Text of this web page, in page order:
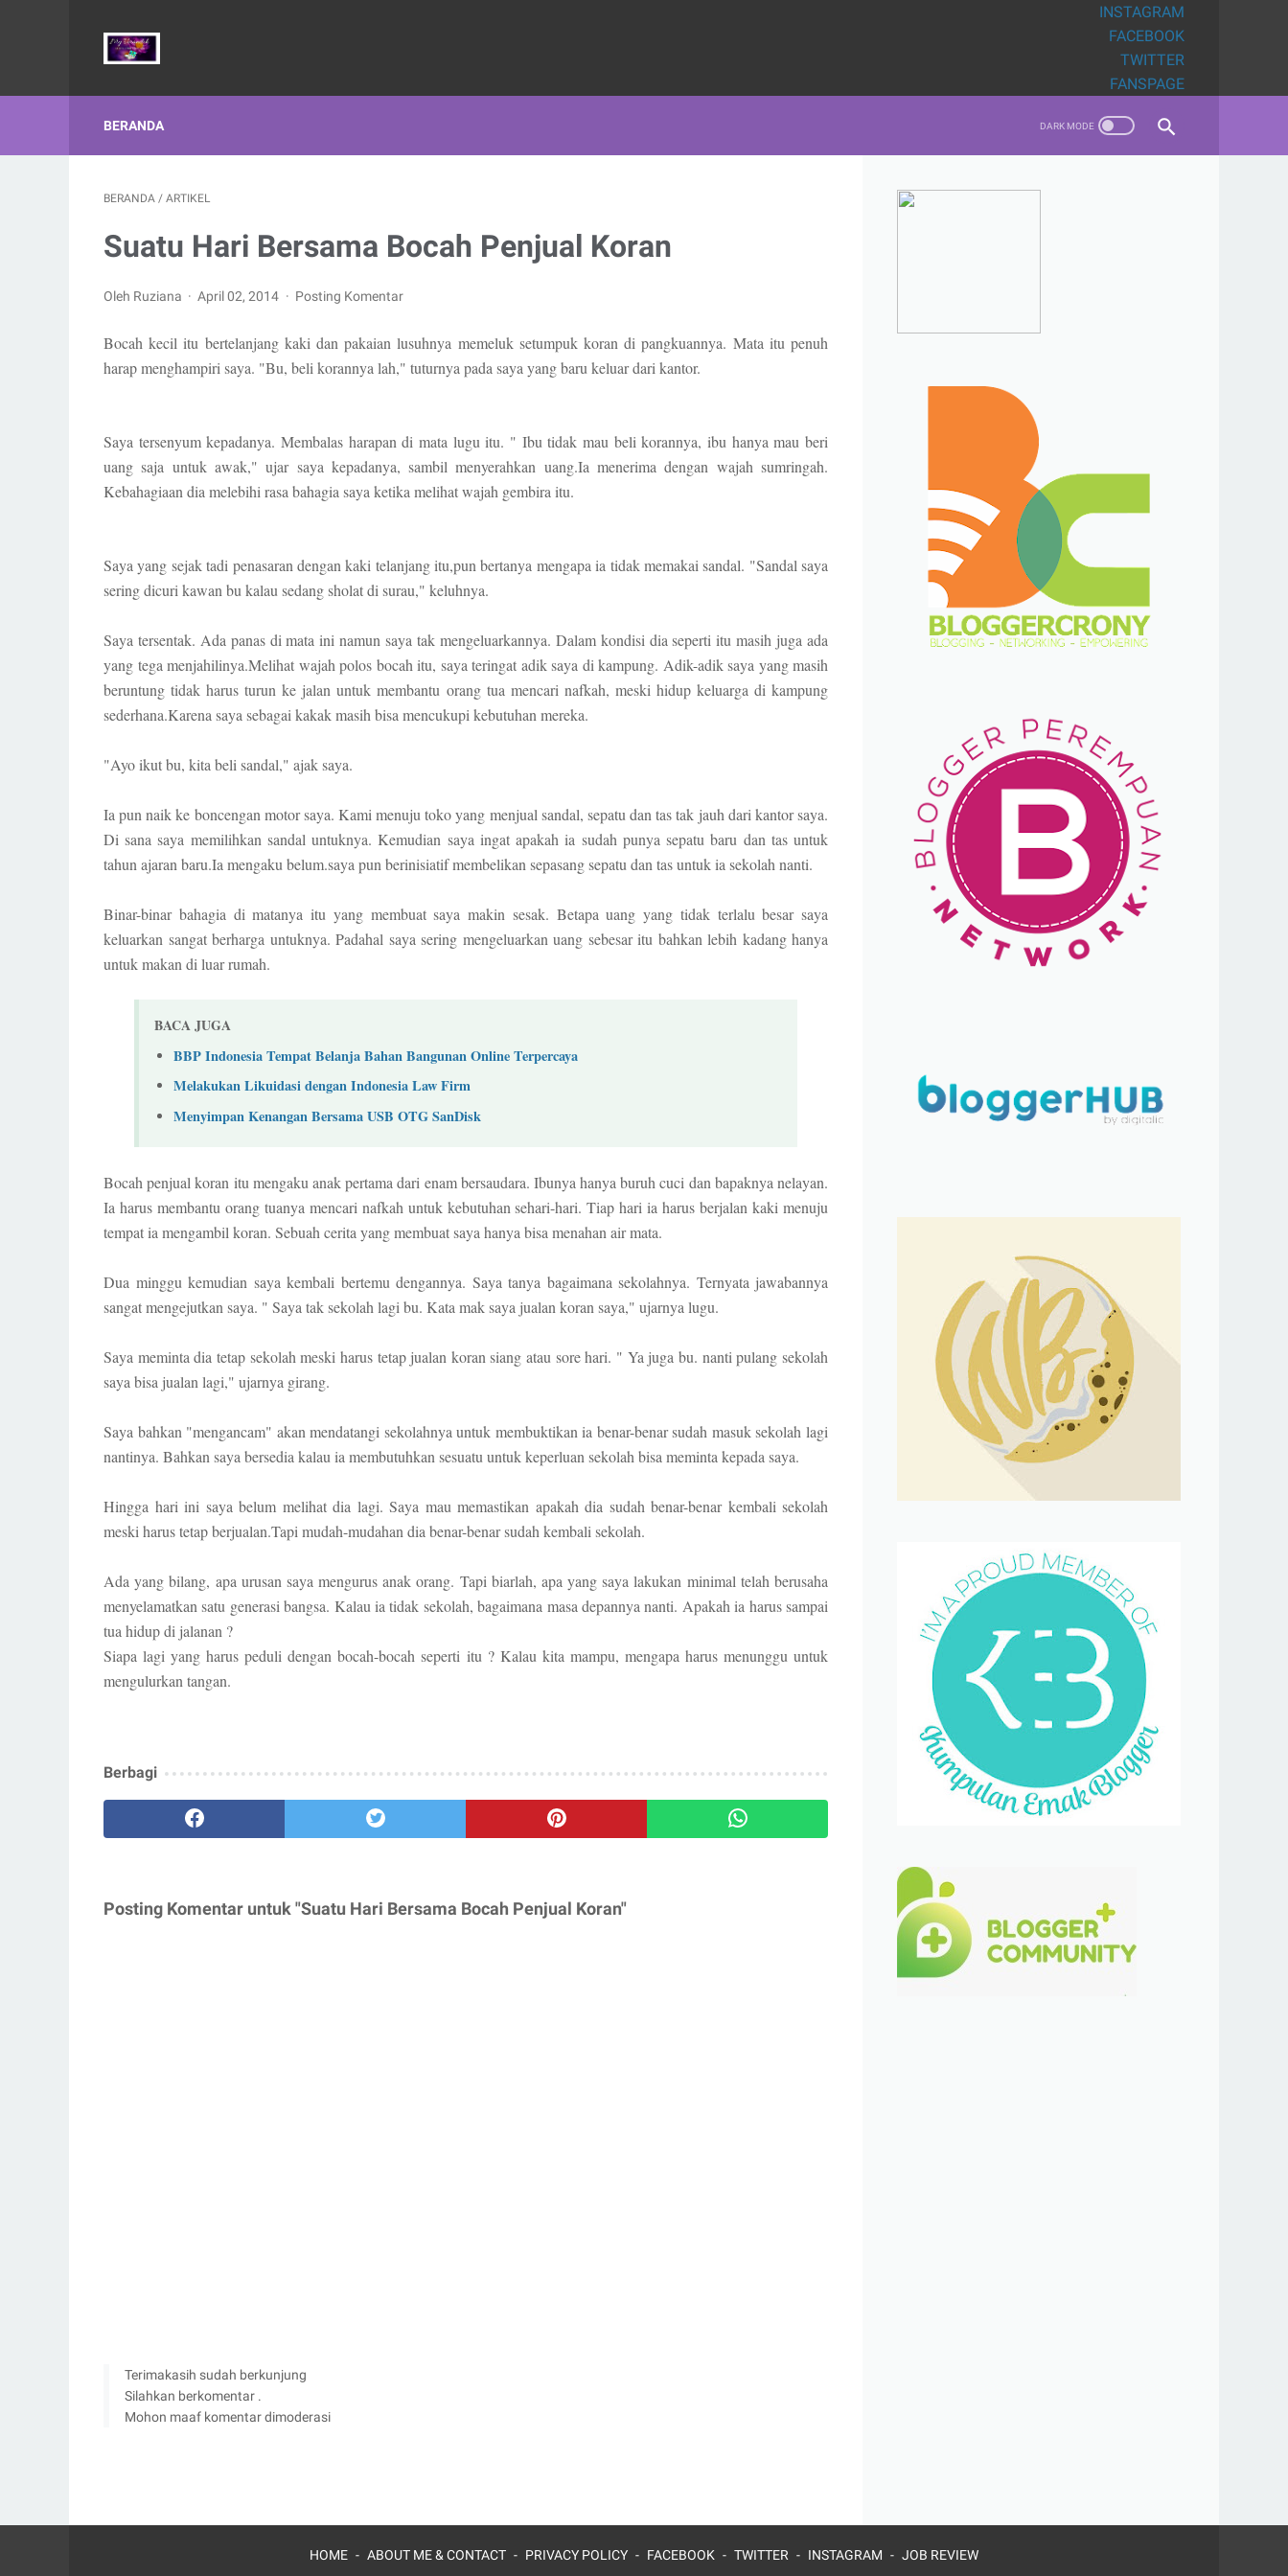
INSTAGRAM
FACEBOOK
TWITTER
FANSPAGE
BERANDA
BERANDA / ARTIKEL
Suatu Hari Bersama Bocah Penjual Koran
Oleh Ruziana April 02, 2014 Posting Komentar
Bocah kecil itu bertelanjang kaki dan pakaian lusuhnya memeluk setumpuk koran di pangkuannya. Mata itu penuh
harap menghampiri saya. "Bu, beli korannya lah," tuturnya pada saya yang baru keluar dari kantor.
Saya tersenyum kepadanya. Membalas harapan di mata lugu itu. " Ibu tidak mau beli korannya, ibu hanya mau beri
uang saja untuk awak," ujar saya kepadanya, sambil menyerahkan uang.Ia menerima dengan wajah sumringah.
Kebahagiaan dia melebihi rasa bahagia saya ketika melihat wajah gembira itu.
Saya yang sejak tadi penasaran dengan kaki telanjang itu,pun bertanya mengapa ia tidak memakai sandal. "Sandal saya
sering dicuri kawan bu kalau sedang sholat di surau," keluhnya.
Saya tersentak. Ada panas di mata ini namun saya tak mengeluarkannya. Dalam kondisi dia seperti itu masih juga ada
yang tega menjahilinya.Melihat wajah polos bocah itu, saya teringat adik saya di kampung. Adik-adik saya yang masih
beruntung tidak harus turun ke jalan untuk membantu orang tua mencari nafkah, meski hidup keluarga di kampung
sederhana.Karena saya sebagai kakak masih bisa mencukupi kebutuhan mereka.
"Ayo ikut bu, kita beli sandal," ajak saya.
Ia pun naik ke boncengan motor saya. Kami menuju toko yang menjual sandal, sepatu dan tas tak jauh dari kantor saya.
Di sana saya memilihkan sandal untuknya. Kemudian saya ingat apakah ia sudah punya sepatu baru dan tas untuk
tahun ajaran baru.Ia mengaku belum.saya pun berinisiatif membelikan sepasang sepatu dan tas untuk ia sekolah nanti.
Binar-binar bahagia di matanya itu yang membuat saya makin sesak. Betapa uang yang tidak terlalu besar saya
keluarkan sangat berharga untuknya. Padahal saya sering mengeluarkan uang sebesar itu bahkan lebih kadang hanya
untuk makan di luar rumah.
BACA JUGA
BBP Indonesia Tempat Belanja Bahan Bangunan Online Terpercaya
Melakukan Likuidasi dengan Indonesia Law Firm
Menyimpan Kenangan Bersama USB OTG SanDisk
Bocah penjual koran itu mengaku anak pertama dari enam bersaudara. Ibunya hanya buruh cuci dan bapaknya nelayan.
Ia harus membantu orang tuanya mencari nafkah untuk kebutuhan sehari-hari. Tiap hari ia harus berjalan kaki menuju
tempat ia mengambil koran. Sebuah cerita yang membuat saya hanya bisa menahan air mata.
Dua minggu kemudian saya kembali bertemu dengannya. Saya tanya bagaimana sekolahnya. Ternyata jawabannya
sangat mengejutkan saya. " Saya tak sekolah lagi bu. Kata mak saya jualan koran saya," ujarnya lugu.
Saya meminta dia tetap sekolah meski harus tetap jualan koran siang atau sore hari. " Ya juga bu. nanti pulang sekolah
saya bisa jualan lagi," ujarnya girang.
Saya bahkan "mengancam" akan mendatangi sekolahnya untuk membuktikan ia benar-benar sudah masuk sekolah lagi
nantinya. Bahkan saya bersedia kalau ia membutuhkan sesuatu untuk keperluan sekolah bisa meminta kepada saya.
Hingga hari ini saya belum melihat dia lagi. Saya mau memastikan apakah dia sudah benar-benar kembali sekolah
meski harus tetap berjualan.Tapi mudah-mudahan dia benar-benar sudah kembali sekolah.
Ada yang bilang, apa urusan saya mengurus anak orang. Tapi biarlah, apa yang saya lakukan minimal telah berusaha
menyelamatkan satu generasi bangsa. Kalau ia tidak sekolah, bagaimana masa depannya nanti. Apakah ia harus sampai
tua hidup di jalanan ?
Siapa lagi yang harus peduli dengan bocah-bocah seperti itu ? Kalau kita mampu, mengapa harus menunggu untuk
mengulurkan tangan.
Berbagi
Posting Komentar untuk "Suatu Hari Bersama Bocah Penjual Koran"
Terimakasih sudah berkunjung
Silahkan berkomentar .
Mohon maaf komentar dimoderasi
HOME ABOUT ME & CONTACT PRIVACY POLICY FACEBOOK TWITTER INSTAGRAM JOB REVIEW